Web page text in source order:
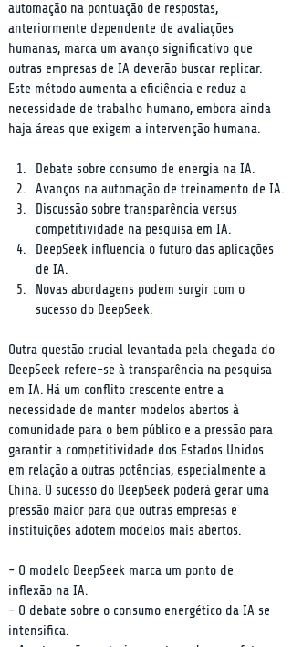
automação na pontuação de respostas,
anteriormente dependente de avaliações
humanas, marca um avanço significativo que
outras empresas de IA deverão buscar replicar.
Este método aumenta a eficiência e reduz a
necessidade de trabalho humano, embora ainda
haja áreas que exigem a intervenção humana.
Debate sobre consumo de energia na IA.
Avanços na automação de treinamento de IA.
Discussão sobre transparência versus
competitividade na pesquisa em IA.
DeepSeek influencia o futuro das aplicações
de IA.
Novas abordagens podem surgir com o
sucesso do DeepSeek.
Outra questão crucial levantada pela chegada do
DeepSeek refere-se à transparência na pesquisa
em IA. Há um conflito crescente entre a
necessidade de manter modelos abertos à
comunidade para o bem público e a pressão para
garantir a competitividade dos Estados Unidos
em relação a outras potências, especialmente a
China. O sucesso do DeepSeek poderá gerar uma
pressão maior para que outras empresas e
instituições adotem modelos mais abertos.
- O modelo DeepSeek marca um ponto de
inflexão na IA.
- O debate sobre o consumo energético da IA se
intensifica.